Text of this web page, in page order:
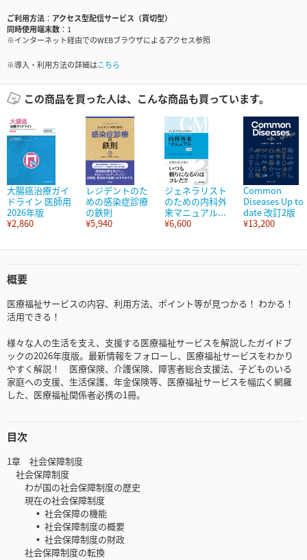
ご利用方法
アクセス型配信サービス（買切型）
同時使用端末数
1
※インターネット経由でのWEBブラウザによるアクセス参照
※導入・利用方法の詳細はこちら
この商品を買った人は、こんな商品も買っています。
大腸癌治療ガイ
ドライン 医師用
2026年版
¥2,860
レジデントのた
めの感染症診療
の鉄則
¥5,940
ジェネラリスト
のための内科外
来マニュアル...
¥6,600
Common
Diseases Up to
date 改訂2版
¥13,200
概要
医療福祉サービスの内容、利用方法、ポイント等が見つかる！ わかる！
活用できる！
様々な人の生活を支え、支援する医療福祉サービスを解説したガイドブ
ックの2026年度版。最新情報をフォローし、医療福祉サービスをわかり
やすく解説！ 医療保険、介護保険、障害者総合支援法、子どものいる
家庭への支援、生活保護、年金保険等、医療福祉サービスを幅広く網羅
した、医療福祉関係者必携の1冊。
目次
1章 社会保障制度
社会保障制度
わが国の社会保障制度の歴史
現在の社会保障制度
▪ 社会保障の機能
▪ 社会保障制度の概要
▪ 社会保障制度の財政
社会保障制度の転換